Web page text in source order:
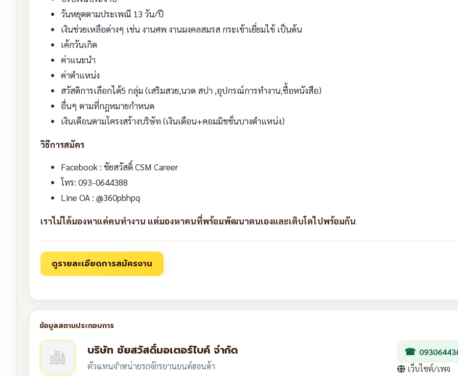
วันหยุดตามประเพณี 13 วัน/ปี
เงินช่วยเหลือต่างๆ เช่น งานศพ งานมงคลสมรส กระเช้าเยี่ยมไข้ เป็นต้น
เค้กวันเกิด
ค่าแนะนำ
ค่าตำแหน่ง
สวัสดิการเลือกได้5 กลุ่ม (เสริมสวย,นวด สปา ,อุปกรณ์การทำงาน,ซื้อหนังสือ)
อื่นๆ ตามที่กฎหมายกำหนด
เงินเดือนตามโครงสร้างบริษัท (เงินเดือน+คอมมิชชั่นบางตำแหน่ง)
วิธีการสมัคร
Facebook : ชัยสวัสดิ์ CSM Career
โทร: 093-0644388
Line OA : @360pbhpq
เราไม่ได้มองหาแค่คนทำงาน แต่มองหาคนที่พร้อมพัฒนาตนเองและเติบโตไปพร้อมกัน
บริษัท ชัยสวัสดิ์มอเตอร์ไบค์ จำกัด
ตัวแทนจำหน่ายรถจักรยานยนต์ฮอนด้า
เว็บไซต์/เพจ